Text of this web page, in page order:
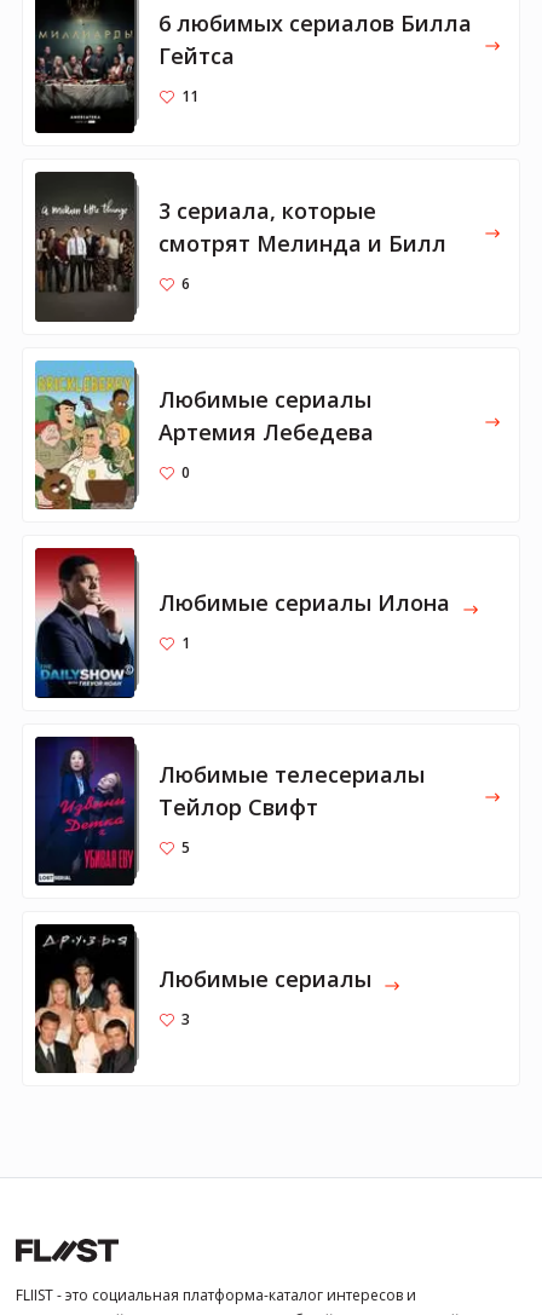
6 любимых сериалов Билла
Гейтса
11
3 сериала, которые
смотрят Мелинда и Билл
6
Любимые сериалы
Артемия Лебедева
0
Любимые сериалы Илона
1
Любимые телесериалы
Тейлор Свифт
5
Любимые сериалы
3
FLIIST - это социальная платформа-каталог интересов и